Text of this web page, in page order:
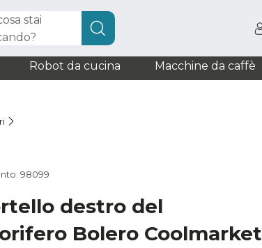
stai
Robot da cucina Macchine da caffè
98099
destro del
Bolero Coolmarket